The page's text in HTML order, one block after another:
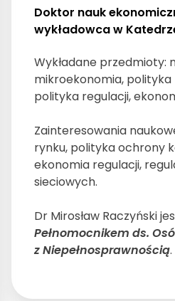
Doktor nauk
wykładowca w
Wykładane przedmioty:
mikroekonomia, polityka
polityka regulacji,
Zainteresowania
rynku, polityka ochrony
ekonomia regulacji,
sieciowych.
Dr Mirosław Raczyński
Pełnomocnikem ds.
z Niepełnosprawnością.